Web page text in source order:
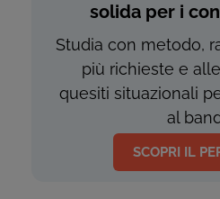
solida per i
Studia con metodo,
più richieste e
quesiti situazionali
al
SCOPRI IL